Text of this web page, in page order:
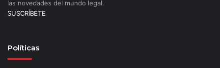
las novedades del mundo legal.
SUSCRÍBETE
Políticas